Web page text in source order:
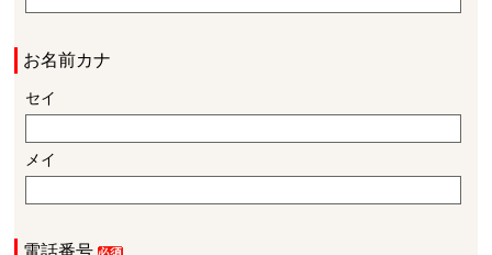
お名前カナ
セイ
メイ